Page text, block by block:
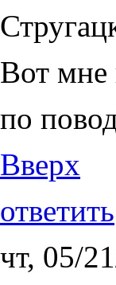
Вот мне
по
Вверх
ответить
чт, 05/